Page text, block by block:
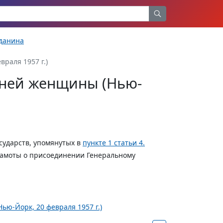
1957 г.)
женщины (Нью-
упомянутых в пункте 1 статьи 4.
о присоединении Генеральному
Йорк, 20 февраля 1957 г.)